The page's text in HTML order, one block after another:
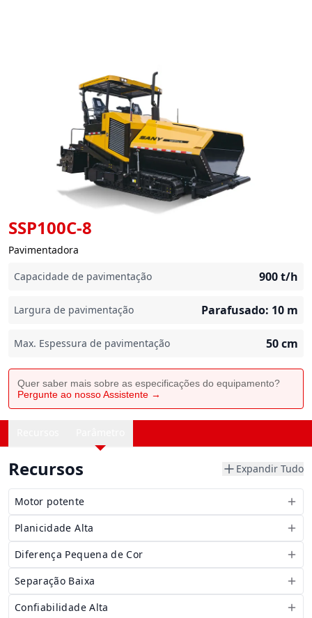
SSP100C-8
Pavimentadora
Capacidade de pavimentação
900t/h
Largura de pavimentação Parafusado: 10 m
Max. Espessura de pavimentação 50cm
Quer saber mais sobre as especificações do equipamento?
Pergunte ao nosso Assistente →
Recursos Expandir Tudo
Motor potente
Planicidade Alta
Diferença Pequena de Cor
Separação Baixa
Confiabilidade Alta